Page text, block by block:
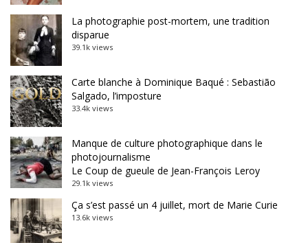
La photographie post-mortem, une tradition
disparue
39.1k views
Carte blanche à Dominique Baqué : Sebastião
Salgado, l’imposture
33.4k views
Manque de culture photographique dans le
photojournalisme
Le Coup de gueule de Jean-François Leroy
29.1k views
Ça s’est passé un 4 juillet, mort de Marie Curie
13.6k views